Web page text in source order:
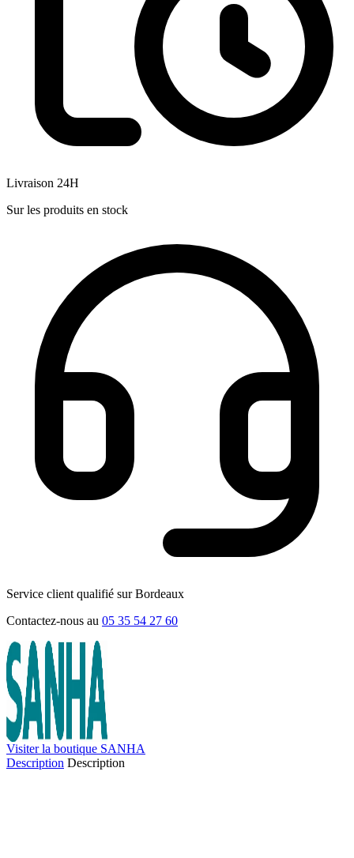
Livraison 24H
Sur les produits en stock
Service client qualifié sur Bordeaux
Contactez-nous au 05 35 54 27 60
Visiter la boutique SANHA
Description Description